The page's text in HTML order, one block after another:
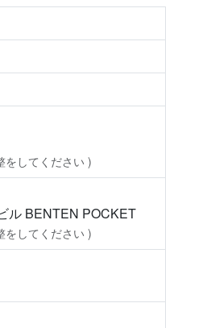
をしてください )
ル BENTEN POCKET
をしてください )